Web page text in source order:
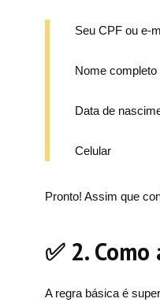
Seu CPF ou e-
Nome completo
Data de
Celular
Pronto! Assim que
✅ 2.
A regra básica é